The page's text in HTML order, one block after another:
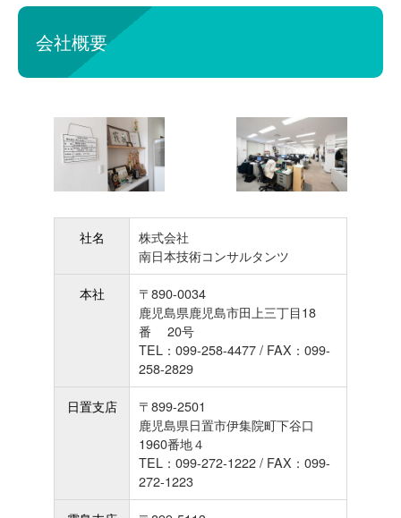
会社概要
社名
株式会社
南日本技術コンサルタンツ
本社
〒890-0034
鹿児島県鹿児島市田上三丁目18
番 20号
TEL：099-258-4477 / FAX：099-
258-2829
日置支店
〒899-2501
鹿児島県日置市伊集院町下谷口
1960番地４
TEL：099-272-1222 / FAX：099-
272-1223